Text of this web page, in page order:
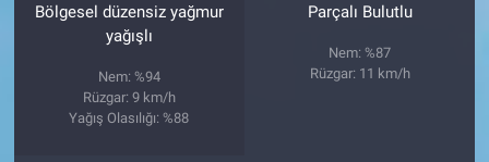
Bölgesel düzensiz yağmur
yağışlı
Nem: %94
Rüzgar: 9 km/h
Yağış Olasılığı: %88
Parçalı Bulutlu
Nem: %87
Rüzgar: 11 km/h